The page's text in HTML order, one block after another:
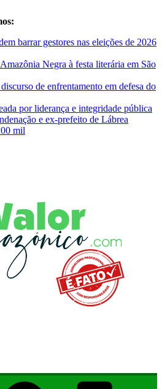
barrar gestores nas eleições de 2026
Negra à festa literária em São
de enfrentamento em defesa do
por liderança e integridade pública
e ex-prefeito de Lábrea
mil